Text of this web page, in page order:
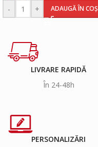
- + ADAUGĂ ÎN COȘ
LIVRARE RAPIDĂ
În 24-48h
PERSONALIZĂRI